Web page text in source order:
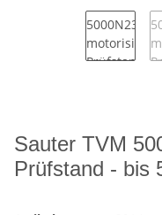
Sauter TVM
Prüfstand - bis